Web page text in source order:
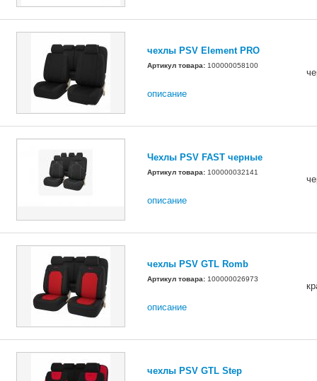
чехлы PSV Element PRO
Артикул товара: 100000058100
описание
Чехлы PSV FAST черные
Артикул товара: 100000032141
описание
чехлы PSV GTL Romb
Артикул товара: 100000026973
описание
чехлы PSV GTL Step